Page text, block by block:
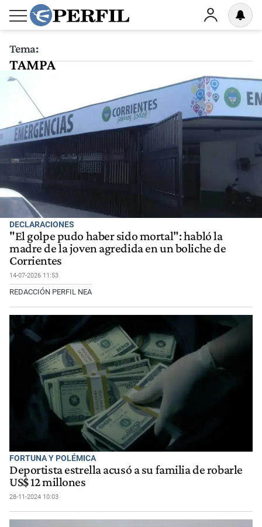
Tema:
TAMPA
DECLARACIONES
"El golpe pudo haber sido mortal": habló la
madre de la joven agredida en un boliche de
Corrientes
14-07-2026 11:53
REDACCIÓN PERFIL NEA
FORTUNA Y POLÉMICA
Deportista estrella acusó a su familia de robarle
US$ 12 millones
28-11-2024 10:03